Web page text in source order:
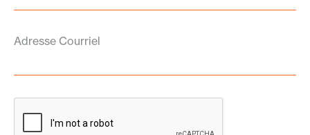
Adresse Courriel